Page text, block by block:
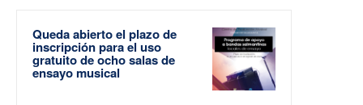
Queda abierto el plazo de
inscripción para el uso
gratuito de ocho salas de
ensayo musical